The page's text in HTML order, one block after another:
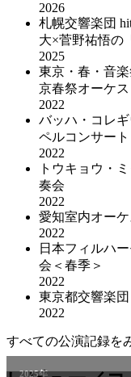
2026
札幌交響楽団
大×菅野祐悟の
2025
東京・春・音
京春祭オーケ
2022
バッハ・コレ
ペルコンサー
2022
トウキョウ・
奏会
2022
愛知室内オー
2022
日本フィルハ
会＜春季＞
2022
東京都交響楽
2022
すべての公演記録を